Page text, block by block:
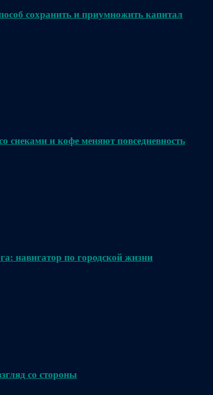
сохранить и приумножить капитал
снеками и кофе меняют повседневность
навигатор по городской жизни
со стороны